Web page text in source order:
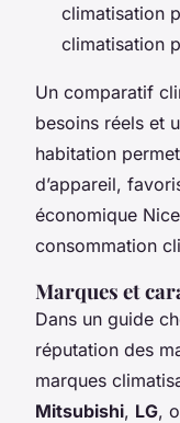
climatisation
climatisation
Un comparatif
besoins réels et
habitation
d’appareil,
économique
consommation
Marques et
Dans un guide
réputation des
marques
Mitsubishi, LG,